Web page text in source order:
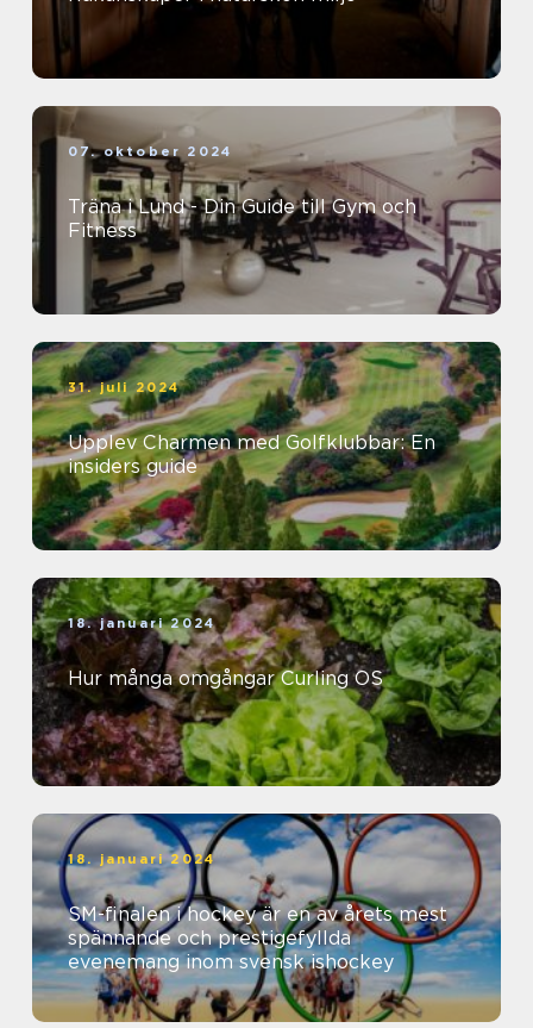
07. oktober 2024
Träna i Lund - Din Guide till Gym och
Fitness
31. juli 2024
Upplev Charmen med Golfklubbar: En
insiders guide
18. januari 2024
Hur många omgångar Curling OS
18. januari 2024
SM-finalen i hockey är en av årets mest
spännande och prestigefyllda
evenemang inom svensk ishockey